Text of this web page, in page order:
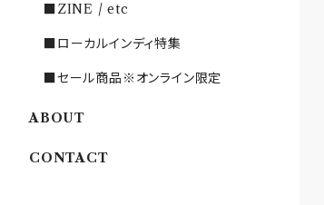
■ZINE / etc
■ローカルインディ特集
■セール商品※オンライン限定
ABOUT
CONTACT